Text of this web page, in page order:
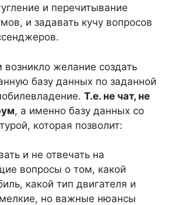
и перечитывание
и задавать кучу вопросов
возникло желание создать
базу данных по заданной
Т.е. не чат, не
, а именно базу данных со
которая позволит:
и не отвечать на
вопросы о том, какой
какой тип двигателя и
но важные нюансы